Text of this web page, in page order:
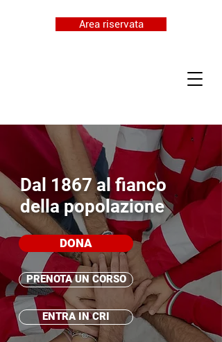
Area riservata
Dal 1867 al fianco
della popolazione
DONA
PRENOTA UN CORSO
ENTRA IN CRI